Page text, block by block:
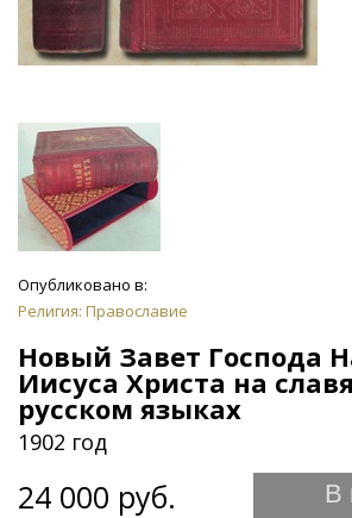
Опубликовано в:
Религия: Православие
Новый Завет Господа
Иисуса Христа на
русском языках
1902 год
24 000 руб. В